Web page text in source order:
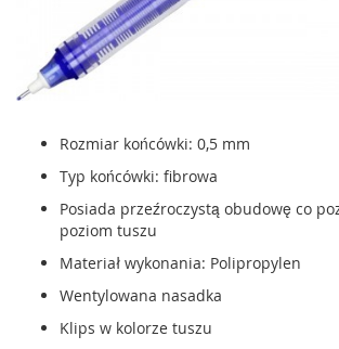
Rozmiar końcówki: 0,5 mm
Typ końcówki: fibrowa
Posiada przeźroczystą obudowę co
poziom tuszu
Materiał wykonania: Polipropylen
Wentylowana nasadka
Klips w kolorze tuszu